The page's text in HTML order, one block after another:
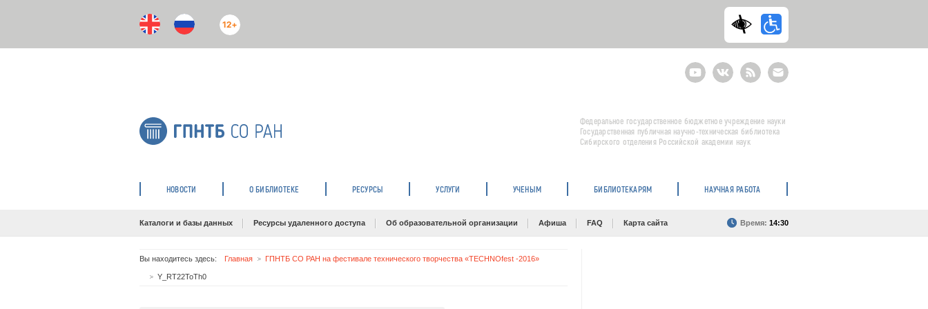
12+
YoutubeВКонтактеRSS
E-
mail
подписка
Федеральное государственное бюджетное учреждение науки
Государственная публичная научно-техническая библиотека
Сибирского отделения Российской академии наук
НОВОСТИ О БИБЛИОТЕКЕ РЕСУРСЫ УСЛУГИ УЧЕНЫМ БИБЛИОТЕКАРЯМ НАУЧНАЯ РАБОТА
Каталоги и базы данных Ресурсы удаленного доступа Об образовательной организации Афиша FAQ Карта сайта Время: 14:30
Вы находитесь здесь: Главная ГПНТБ СО РАН на фестивале технического творчества «TECHNOfest -2016»
Y_RT22ToTh0